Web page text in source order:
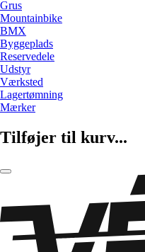
Grus
Mountainbike
BMX
Byggeplads
Reservedele
Udstyr
Værksted
Lagertømning
Mærker
Tilføjer til kurv...